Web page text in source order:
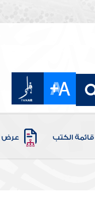
قائمة الكتب عرض